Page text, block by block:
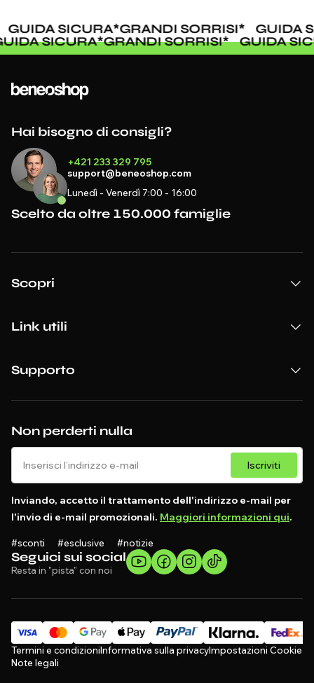
GUIDA SICURA*GRANDI SORRISI*
GUIDA
SICURA*GRANDI SORRISI* GUIDA
Seguici sui social
Resta in "pista" con noi
Non perderti nulla
Iscriviti
Inviando, accetto il trattamento dell'indirizzo e-mail per
l'invio di e-mail promozionali. Maggiori informazioni qui.
#sconti #esclusive #notizie
Hai bisogno di consigli?
+421 233 329 795
support@beneoshop.com
Lunedì - Venerdì 7:00 - 16:00
Scelto da oltre 150.000 famiglie
Scopri
Link utili
Supporto
Termini e condizioniInformativa sulla privacyImpostazioni Cookie
Note legali